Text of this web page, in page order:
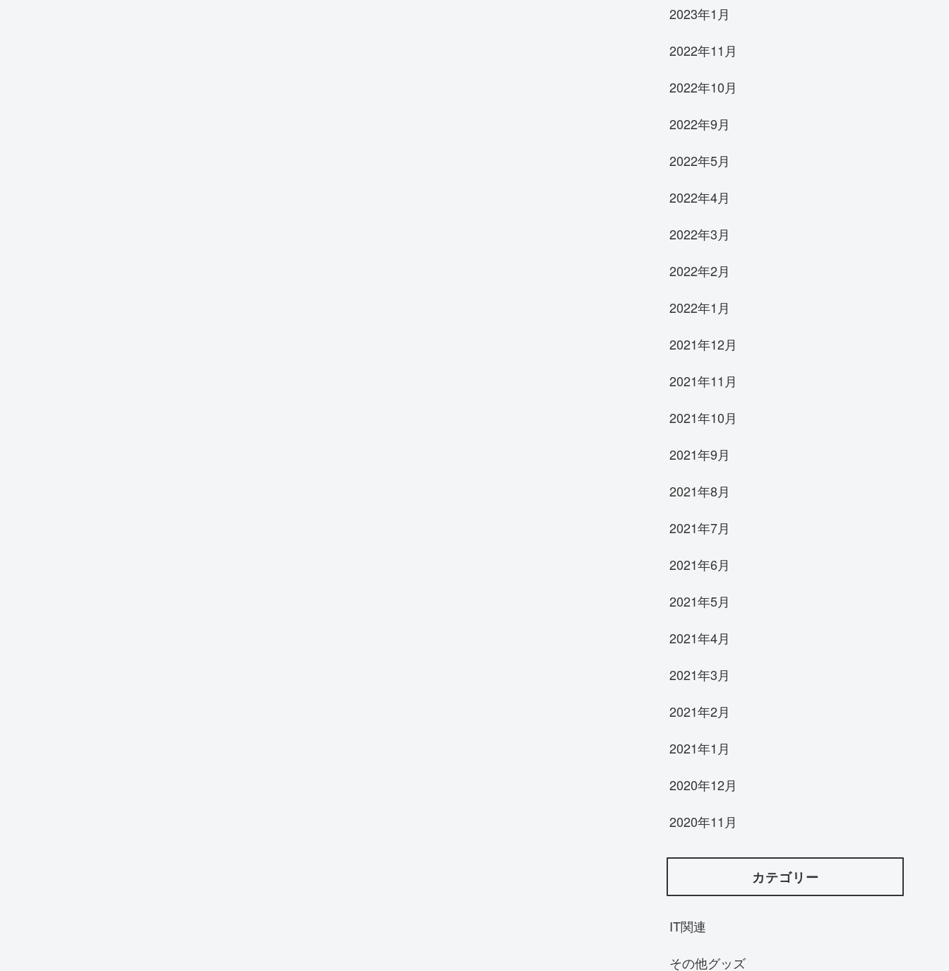
2023年1月
2022年11月
2022年10月
2022年9月
2022年5月
2022年4月
2022年3月
2022年2月
2022年1月
2021年12月
2021年11月
2021年10月
2021年9月
2021年8月
2021年7月
2021年6月
2021年5月
2021年4月
2021年3月
2021年2月
2021年1月
2020年12月
2020年11月
カテゴリー
IT関連
その他グッズ